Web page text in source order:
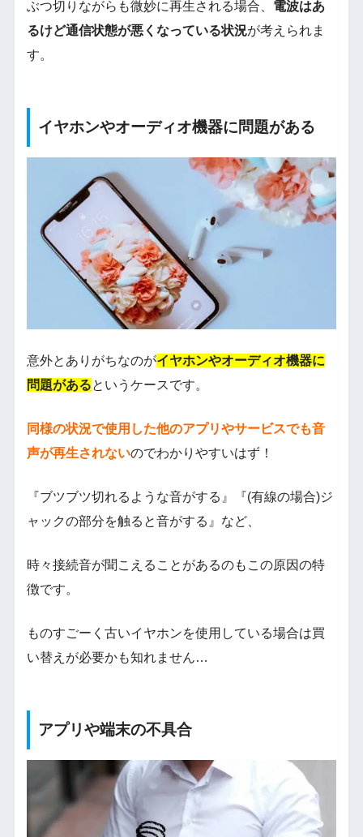
ぶつ切りながらも微妙に再生される場合、 電波はあ
るけど通信状態が悪くなっている状況が考えられま
す。
イヤホンやオーディオ機器に問題がある
意外とありがちなのがイヤホンやオーディオ機器に
問題があるというケースです。
同様の状況で使用した他のアプリやサービスでも音
声が再生されないのでわかりやすいはず！
『ブツブツ切れるような音がする』『(有線の場合)ジ
ャックの部分を触ると音がする』など、
時々接続音が聞こえることがあるのもこの原因の特
徴です。
ものすごーく古いイヤホンを使用している場合は買
い替えが必要かも知れません…
アプリや端末の不具合